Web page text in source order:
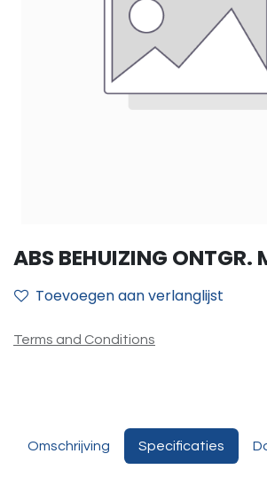
ABS BEHUIZING ONTGR.
Toevoegen aan verlanglijst
Terms and Conditions
Omschrijving Specificaties